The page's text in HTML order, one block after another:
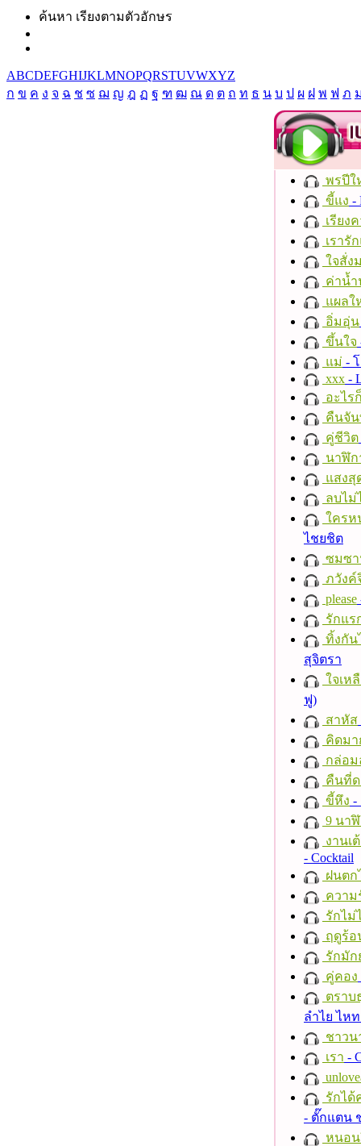
ค้นหา เรียงตามตัวอักษร
ABCDEFGHIJKLMNOPQRSTUVWXYZ
ก ข ค ง จ ฉ ช ซ ฌ ญ ฎ ฏ ฐ ฑ ฒ ณ ด ต ถ ท ธ น บ ป ผ ฝ พ ฟ ภ
พรปีใ
ขี้แง -
เรียง
เรารั
ใจสั่ง
ค่าน้
แผลใ
อิ่มอุ่น
ขึ้นใจ
แม่ -
xxx -
อะไร
คืนจั
คู่ชีวิต
นาฬิก
แสงสุ
ลบไม่
ใครห
ไชยชิต
ซมซ
ภวังค์
please
รักแร
ทิ้งกัน
สุจิตรา
ใจเห
ฟู)
สาหัส
คิดมา
กล่อม
คืนที่ด
ขี้หึง -
9 นา
งานเ
- Cocktail
ฝนตก
ความ
รักไม่
ฤดูร้อ
รักมัก
คู่คอง
ตราบ
ลำไย ไห
ชาวน
เรา -
รักได้
- ตั๊กแตน
หนอน